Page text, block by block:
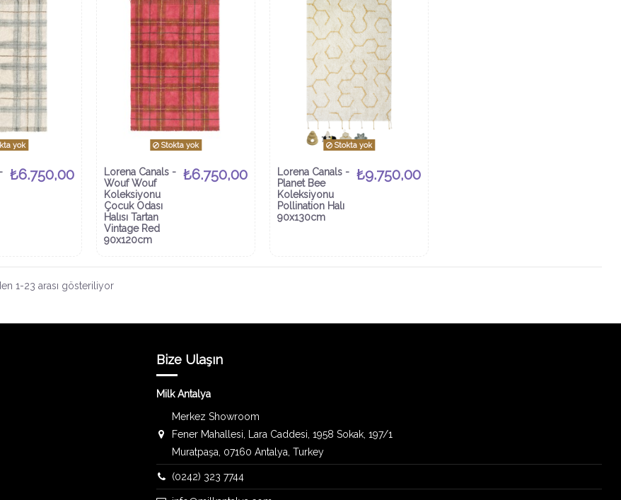
yok
₺6.750,00
Stokta yok
Lorena Canals -
Wouf Wouf
Koleksiyonu
Çocuk Odası
Halısı Tartan
Vintage Red
90x120cm
₺6.750,00
Stokta yok
Lorena Canals -
Planet Bee
Koleksiyonu
Pollination Halı
90x130cm
₺9.750,00
1-23 arası gösteriliyor
Bize Ulaşın
Milk Antalya
Merkez Showroom
Fener Mahallesi, Lara Caddesi, 1958 Sokak, 197/1
Muratpaşa, 07160 Antalya, Turkey
(0242) 323 7744